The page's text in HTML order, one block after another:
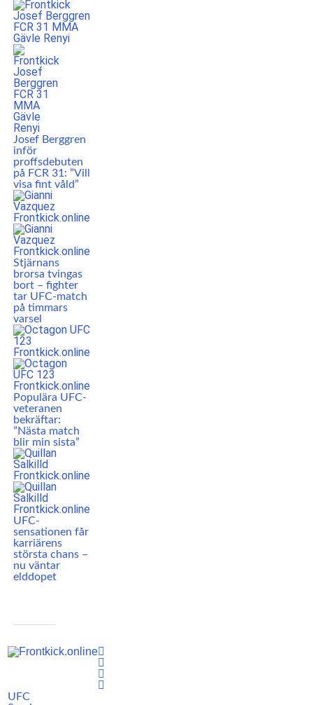
Josef Berggren
inför
proffsdebuten
på FCR 31: ”Vill
visa fint våld”
Stjärnans
brorsa tvingas
bort – fighter
tar UFC-match
på timmars
varsel
Populära UFC-
veteranen
bekräftar:
”Nästa match
blir min sista”
UFC-
sensationen får
karriärens
största chans –
nu väntar
elddopet
UFC